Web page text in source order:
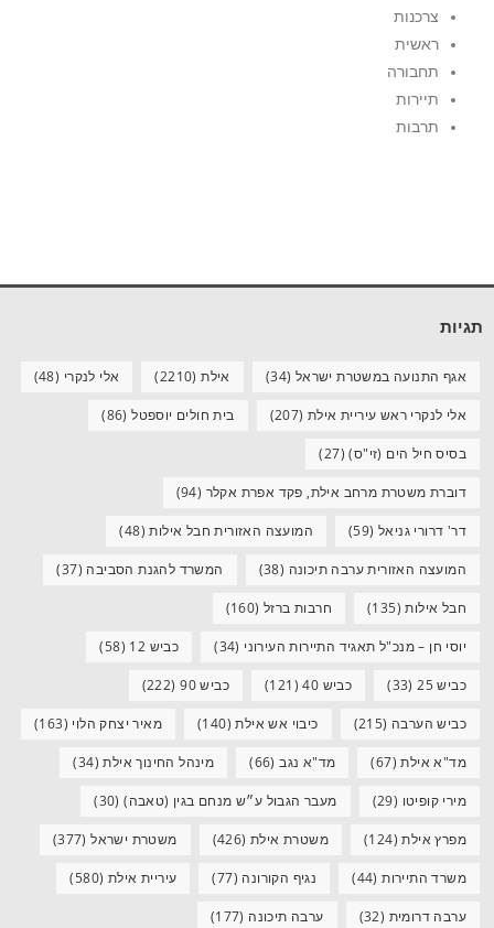
צרכנות
ראשית
תחבורה
תיירות
תרבות
תגיות
אגף התנועה במשטרת ישראל (34) אילת(2210) אלי לנקרי (48)
אלי לנקרי ראש עיריית אילת (207) בית חולים יוספטל(86)
בסיס חיל הים (זי"ס)(27)
דוברת משטרת מרחב אילת, פקד אפרת אקלר (94)
דר' דרורי גניאל (59) המועצה האזורית חבל אילות(48)
המועצה האזורית ערבה תיכונה (38) המשרד להגנת הסביבה (37)
חבל אילות(135) חרבות ברזל (160)
יוסי חן – מנכ"ל תאגיד התיירות העירוני (34) כביש 12 (58)
כביש 25 (33) כביש 40 (121) כביש 90 (222)
כביש הערבה (215) כיבוי אש אילת(140) מאיר יצחק הלוי (163)
מד"א אילת(67) מד"א נגב(66) מינהל החינוך אילת(34)
מירי קופיטו (29) מעבר הגבול ע״ש מנחם בגין (טאבה)(30)
מפרץ אילת(124) משטרת אילת (426) משטרת ישראל(377)
משרד התיירות(44) נגיף הקורונה (77) עיריית אילת (580)
ערבה דרומית (32) ערבה תיכונה (177)